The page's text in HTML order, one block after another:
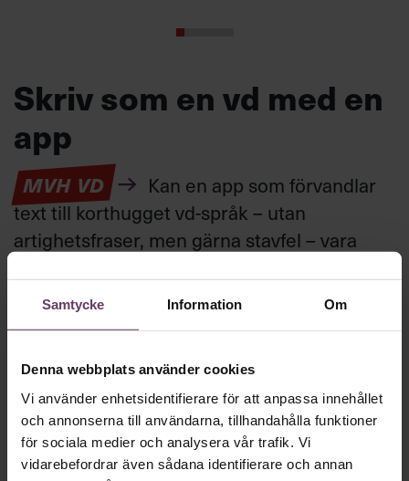
Samtycke Information Om
Denna webbplats använder cookies
Vi använder enhetsidentifierare för att anpassa innehållet
och annonserna till användarna, tillhandahålla funktioner
för sociala medier och analysera vår trafik. Vi
vidarebefordrar även sådana identifierare och annan
Skriv som en vd med en
app
MVH VD
Kan en app som förvandlar
text till korthugget vd-språk – utan
artighetsfraser, men gärna stavfel – vara
toppcheferna?
Kommunikation
Text:Fredrik Kullberg
Publicerad2026-08-07